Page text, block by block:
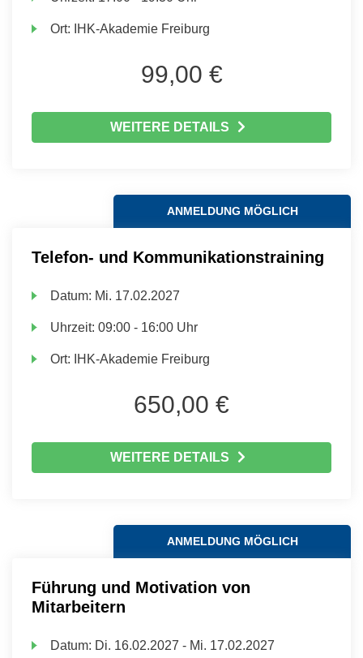
Ort: IHK-Akademie Freiburg
99,00 €
WEITERE DETAILS
ANMELDUNG MÖGLICH
Telefon- und Kommunikationstraining
Datum: Mi. 17.02.2027
Uhrzeit:09:00 - 16:00 Uhr
Ort: IHK-Akademie Freiburg
650,00 €
WEITERE DETAILS
ANMELDUNG MÖGLICH
Führung und Motivation von
Mitarbeitern
Datum: Di. 16.02.2027 - Mi. 17.02.2027